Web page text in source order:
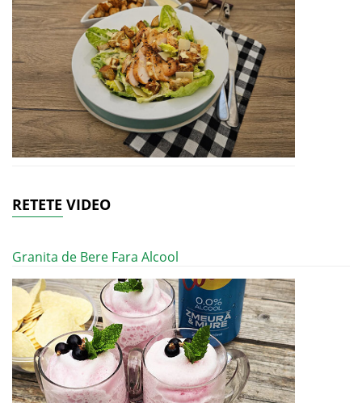
RETETE VIDEO
Granita de Bere Fara Alcool